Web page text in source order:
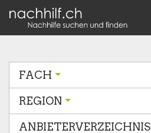
FACH
REGION
ANBIETERVERZEICHNIS